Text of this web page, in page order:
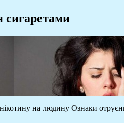
сигаретами
нікотину на людину Ознаки